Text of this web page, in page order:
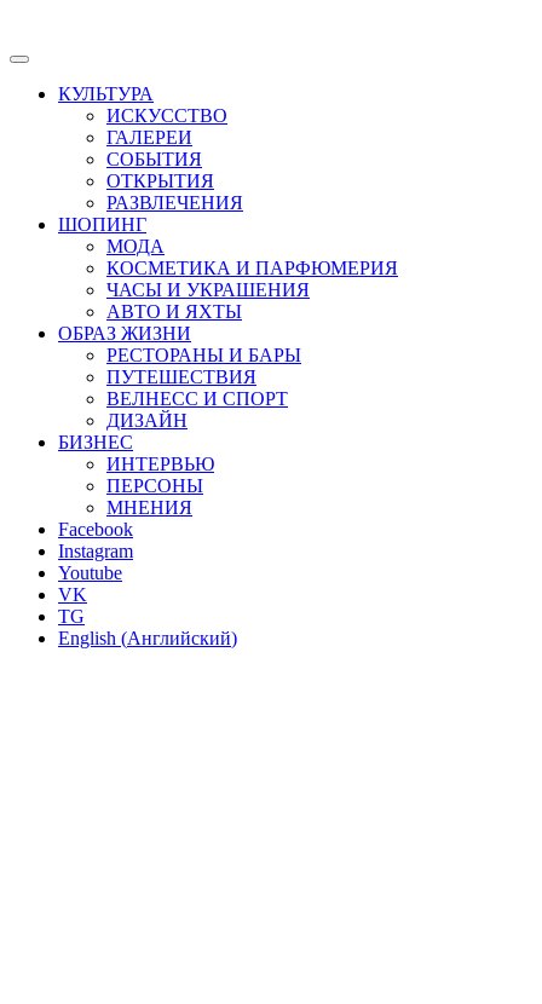
КУЛЬТУРА
ИСКУССТВО
ГАЛЕРЕИ
СОБЫТИЯ
ОТКРЫТИЯ
РАЗВЛЕЧЕНИЯ
ШОПИНГ
МОДА
КОСМЕТИКА И ПАРФЮМЕРИЯ
ЧАСЫ И УКРАШЕНИЯ
АВТО И ЯХТЫ
ОБРАЗ ЖИЗНИ
РЕСТОРАНЫ И БАРЫ
ПУТЕШЕСТВИЯ
ВЕЛНЕСС И СПОРТ
ДИЗАЙН
БИЗНЕС
ИНТЕРВЬЮ
ПЕРСОНЫ
МНЕНИЯ
Facebook
Instagram
Youtube
VK
TG
English (Английский)